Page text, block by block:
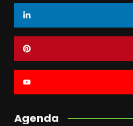
Agenda